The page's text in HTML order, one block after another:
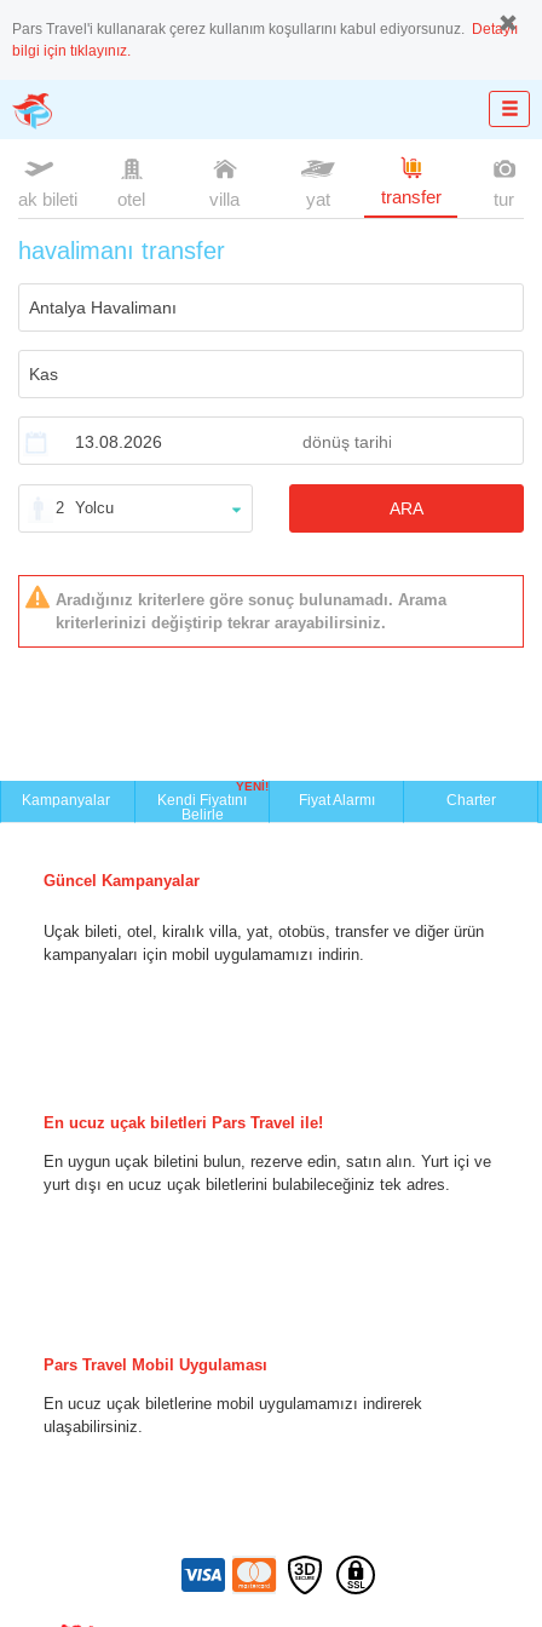
Pars Travel'i kullanarak çerez kullanım koşullarını kabul ediyorsunuz. Detaylı
bilgi için tıklayınız.
uçak bileti otel villa yat transfer tur
havalimanı transfer
2 Yolcu ARA
Aradığınız kriterlere göre sonuç bulunamadı. Arama
kriterlerinizi değiştirip tekrar arayabilirsiniz.
Kampanyalar
Kendi Fiyatını
Belirle
YENİ!
Fiyat Alarmı Charter
Güncel Kampanyalar
Uçak bileti, otel, kiralık villa, yat, otobüs, transfer ve diğer ürün
kampanyaları için mobil uygulamamızı indirin.
En ucuz uçak biletleri Pars Travel ile!
En uygun uçak biletini bulun, rezerve edin, satın alın. Yurt içi ve
yurt dışı en ucuz uçak biletlerini bulabileceğiniz tek adres.
Pars Travel Mobil Uygulaması
En ucuz uçak biletlerine mobil uygulamamızı indirerek
ulaşabilirsiniz.